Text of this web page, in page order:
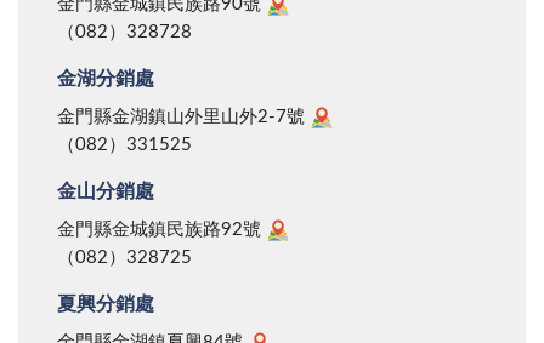
金門縣金城鎮民族路90號
（082）328728
金湖分銷處
金門縣金湖鎮山外里山外2-7號
（082）331525
金山分銷處
金門縣金城鎮民族路92號
（082）328725
夏興分銷處